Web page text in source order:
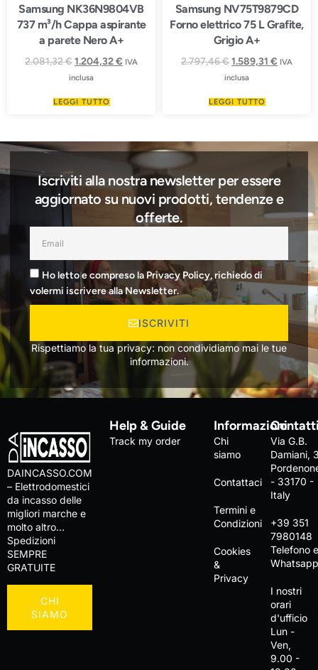
Samsung NK36N9804VB
737 m³/h Cappa aspirante
a parete Nero A+
2.081,32€1.204,32€ IVA
inclusa
LEGGI TUTTO
Samsung NV75T9879CD
Forno elettrico 75 L Grafite,
Grigio A+
2.797,46€1.589,31 € IVA
inclusa
LEGGI TUTTO
Iscriviti alla nostra newsletter per essere
aggiornato su nuovi prodotti, tendenze e
offerte.
Ho letto e compreso la Privacy Policy, richiedo di
volermi iscrivere alla Newsletter.
ISCRIVITI
Rispettiamo la tua privacy: non condividiamo mai le tue
informazioni.
DAINCASSO.COM
– Elettrodomestici
da incasso delle
migliori marche e
molto altro…
Spedizioni
SEMPRE
GRATUITE
CHI
SIAMO
Help & Guide
Track my order
Informazioni
Chi
siamo
Contattaci
Termini e
Condizioni
Cookies
&
Privacy
Via G.B.
Damiani,
- 33170 -
Italy
+39 351
7980148
Telefono
I nostri
orari
d'ufficio
Lun -
Ven,
9.00 -